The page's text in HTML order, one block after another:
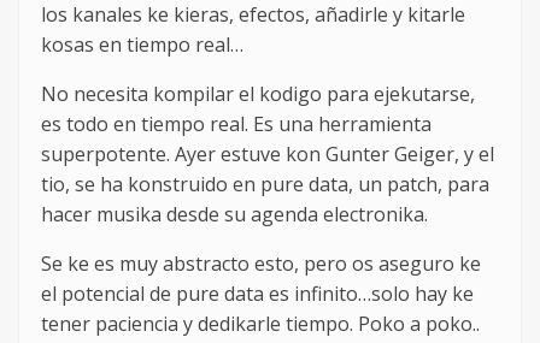
los kanales ke kieras, efectos, añadirle y kitarle
kosas en tiempo real…
No necesita kompilar el kodigo para ejekutarse,
es todo en tiempo real. Es una herramienta
superpotente. Ayer estuve kon Gunter Geiger, y el
tio, se ha konstruido en pure data, un patch, para
hacer musika desde su agenda electronika.
Se ke es muy abstracto esto, pero os aseguro ke
el potencial de pure data es infinito…solo hay ke
tener paciencia y dedikarle tiempo. Poko a poko..